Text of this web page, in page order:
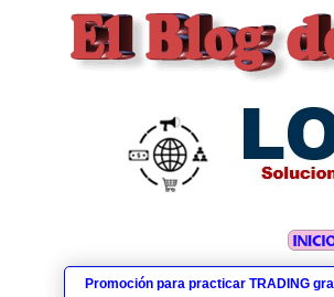
Promoción para practicar TRADING